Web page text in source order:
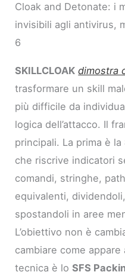
Cloak and Detonate: i
invisibili agli antivirus,
6
SKILLCLOAK dimostra
trasformare un skill
più difficile da
logica dell’attacco. Il
principali. La prima è la
che riscrive indicatori
comandi, stringhe,
equivalenti,
spostandoli in aree
L’obiettivo non è
cambiare come
tecnica è loSFS